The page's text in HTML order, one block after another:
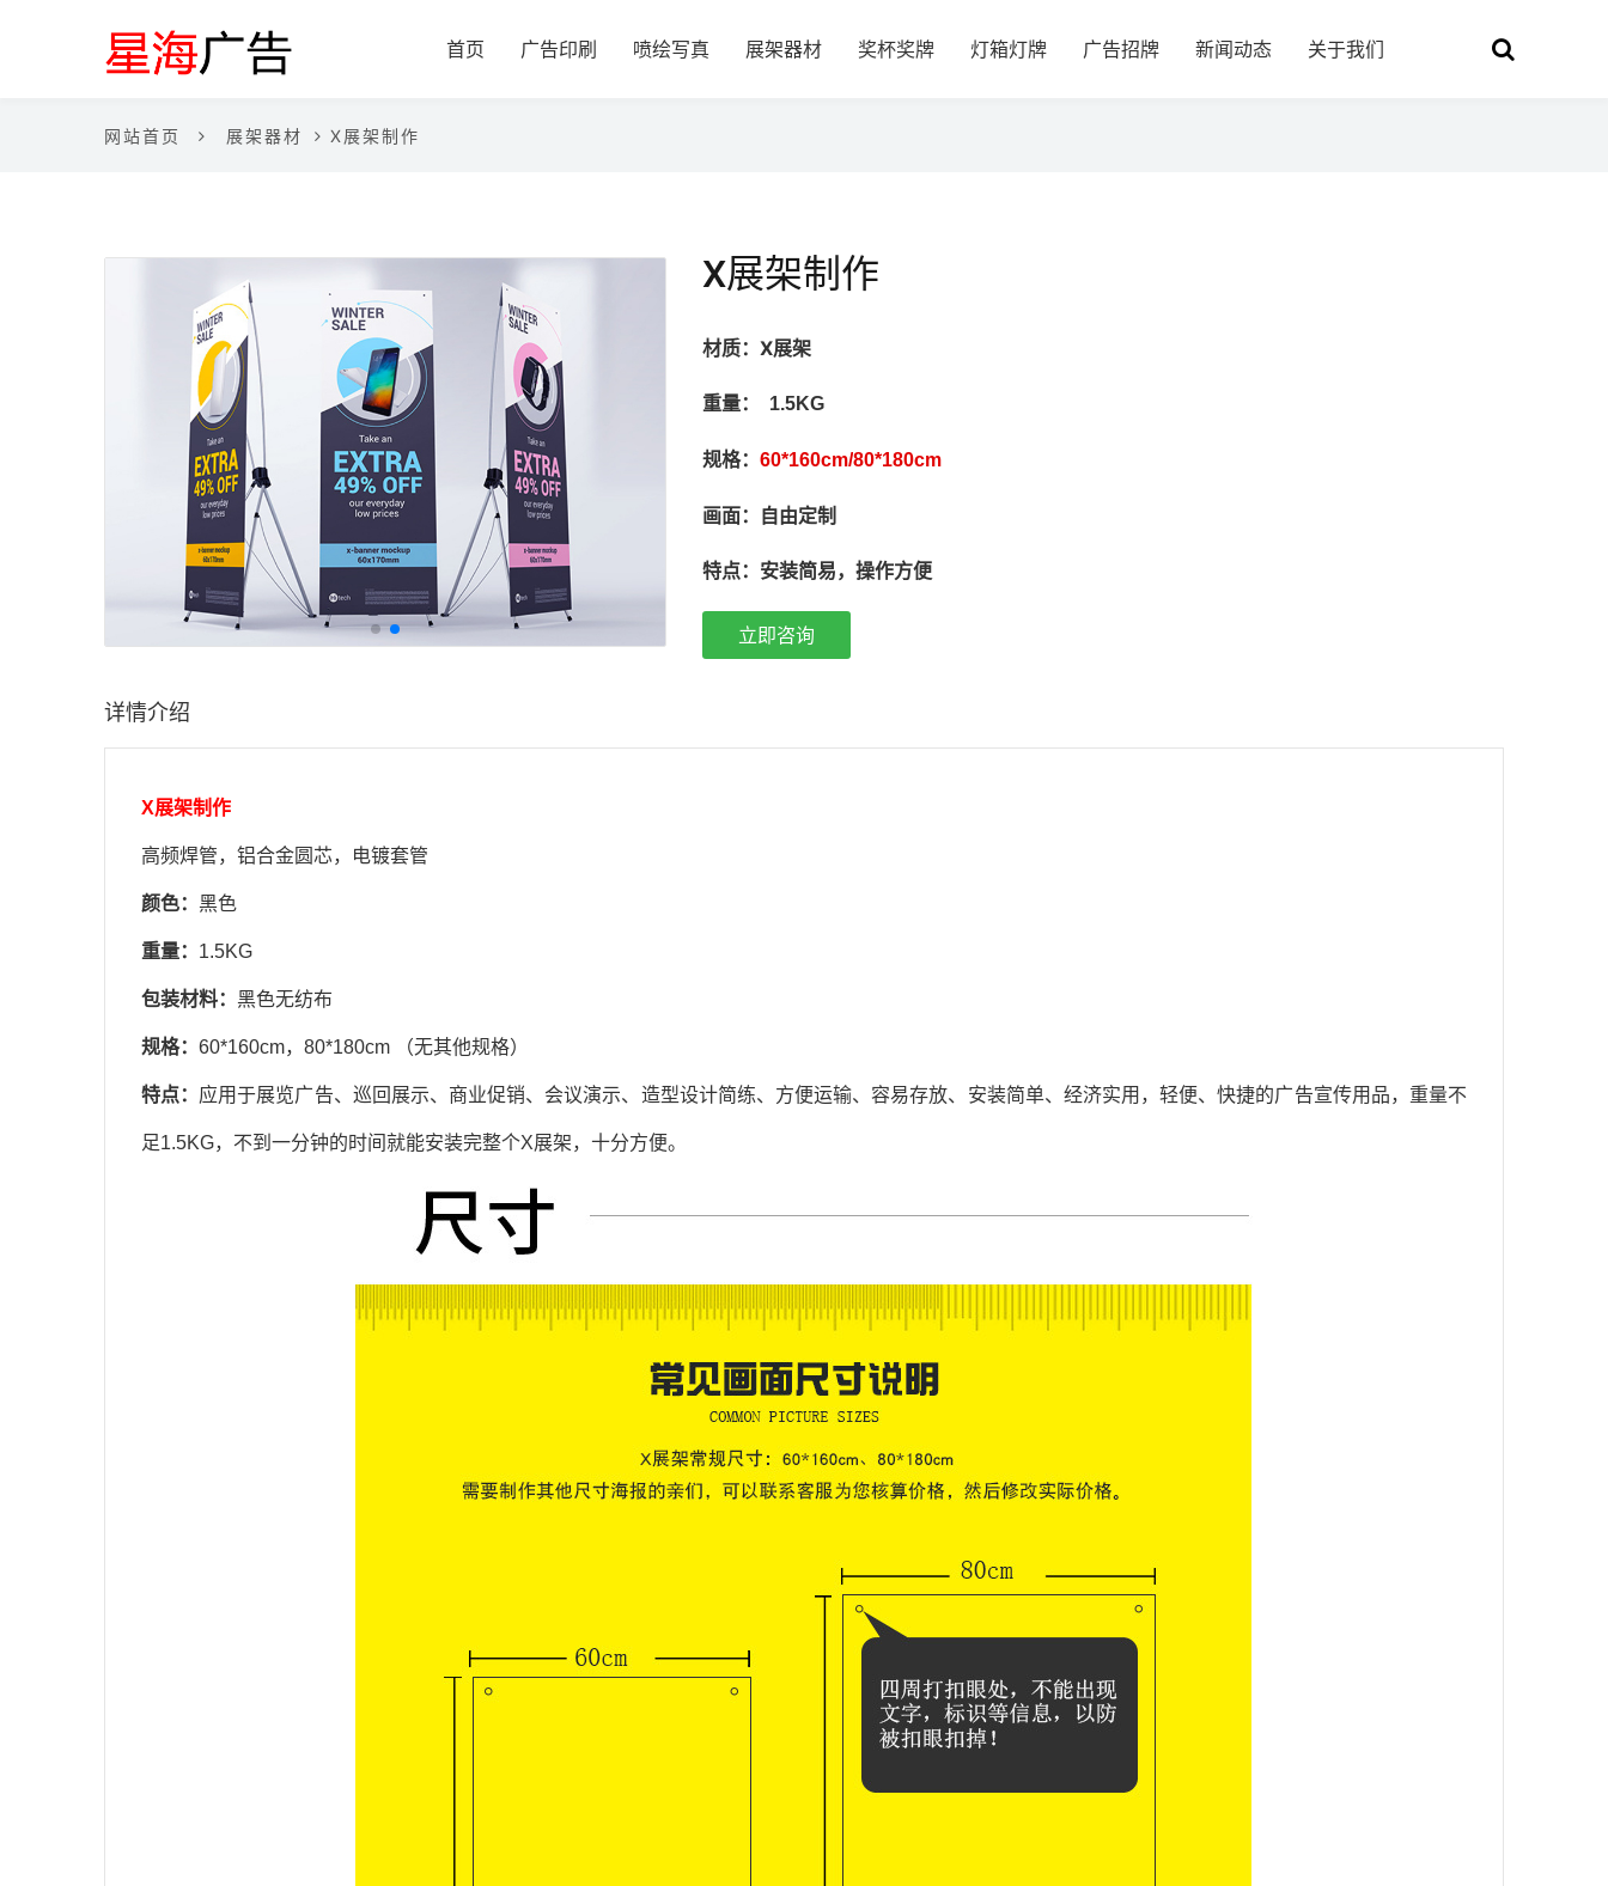
首页 广告印刷 喷绘写真 展架器材 奖杯奖牌 灯箱灯牌 广告招牌 新闻动态 关于我们
网站首页 展架器材 X展架制作
X展架制作
材质：X展架
重量： 1.5KG
规格： 60*160cm/80*180cm
画面： 自由定制
特点： 安装简易，操作方便
立即咨询
详情介绍
X展架制作
高频焊管，铝合金圆芯，电镀套管
颜色： 黑色
重量： 1.5KG
包装材料： 黑色无纺布
规格： 60*160cm，80*180cm （无其他规格）
特点： 应用于展览广告、巡回展示、商业促销、会议演示、造型设计简练、方便运输、容易存放、安装简单、经济实用，轻便、快捷的广告宣传用品，重量不
足1.5KG，不到一分钟的时间就能安装完整个X展架，十分方便。